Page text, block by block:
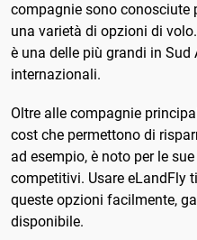
compagnie sono conosciute
una varietà di opzioni di
è una delle più grandi in
internazionali.
Oltre alle compagnie
cost che permettono di
ad esempio, è noto per le
competitivi. Usare eLandFly
queste opzioni facilmente,
disponibile.